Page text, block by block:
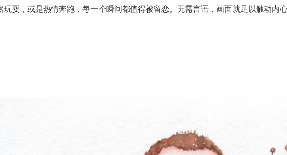
耍，或是热情奔跑，每一个瞬间都值得被留恋。无需言语，画面就足以触动内